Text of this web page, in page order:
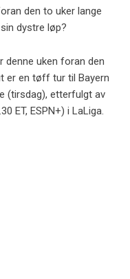
den to uker lange
dystre løp?
denne uken foran den
er en tøff tur til Bayern
(tirsdag), etterfulgt av
ET, ESPN+) i LaLiga.